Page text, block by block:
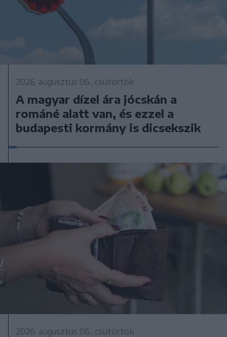
2026. augusztus 06., csütörtök
A magyar dízel ára jócskán a
románé alatt van, és ezzel a
budapesti kormány is dicsekszik
2026. augusztus 06., csütörtök